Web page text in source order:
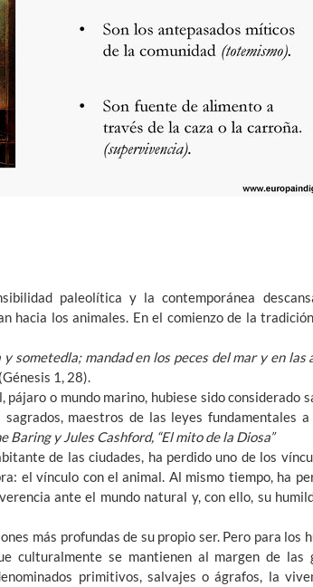
paleolítica y la contemporánea
hacia los animales. En el comienzo de la
sometedla; mandad en los peces del mar y en las
(Génesis 1, 28).
o mundo marino, hubiese sido considerado
maestros de las leyes fundamentales a
Baring y Jules Cashford, “El mito de la Diosa”
de las ciudades, ha perdido uno de los
el vínculo con el animal. Al mismo tiempo, ha
ante el mundo natural y, con ello, su
más profundas de su propio ser. Pero para los
culturalmente se mantienen al margen de las
primitivos, salvajes o ágrafos, la